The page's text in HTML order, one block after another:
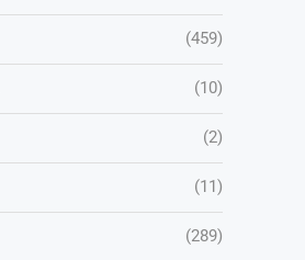
(459)
(10)
(2)
(11)
(289)